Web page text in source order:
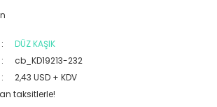
DÜZ KAŞIK
cb_KD19213-232
2,43 USD + KDV
taksitlerle!